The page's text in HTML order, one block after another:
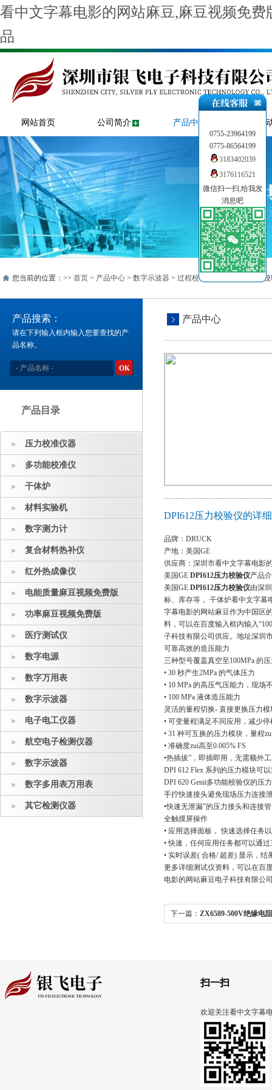
看中文字幕电影的网站麻豆,麻豆视频免
品
网站首页 公司简介 产品中心 新闻
您当前的位置：>> 首页 > 产品中心 > 数字示波器 > 过程校验仪 >> DPI612压力
产品搜索：
请在下列输入框内输入您要查找的产
品名称。
产品目录
压力校准仪器
多功能校准仪
干体炉
材料实验机
数字测力计
复合材料热补仪
红外热成像仪
电能质量麻豆视频免费版
功率麻豆视频免费版
医疗测试仪
数字电源
数字万用表
数字示波器
电子电工仪器
航空电子检测仪器
数字示波器
数字多用表万用表
其它检测仪器
产品中心
DPI612压力校验仪的详
品牌：DRUCK
产地：美国GE
供应商：深圳市看中文字幕电
美国GE DPI612压力校验仪产品
美国GE DPI612压力校验仪由深
标、库存等， 干体炉看中
字幕电影的网站麻豆作为中国区的产
料，可以在百度输入框内输
子科技有限公司供应。地址深圳
可靠高效的造压能力
三种型号覆盖真空至100MPa 的
• 30 秒产生2MPa 的气体压力
• 10 MPa 的高压气压能力，现
• 100 MPa 液体造压能力
灵活的量程切换- 直接更换压力模
• 可变量程满足不同应用，减少
• 31 种可互换的压力模块，
• 准确度zui高至0.005% FS
•热插拔”，即插即用，无需额
DPI 612 Flex 系列的压力模块可以
DPI 620 Genii多功能校验仪的压力模
手拧快速接头避免现场压力连接
•快速无泄漏”的压力接头和连接管
全触摸屏操作
• 应用选择面板， 快速选择任
• 快速，任何应用任务都可以通
• 实时误差( 合格/ 超差) 显示，
更多详细测试仪资料，可以在
电影的网站麻豆电子科技有限公司
下一篇： ZX6589-500V绝缘电
扫一扫
欢迎关注看中文字幕
0755-23964199
0775-86564199
3183402039
3176116521
微信扫一扫,给我发
消息吧